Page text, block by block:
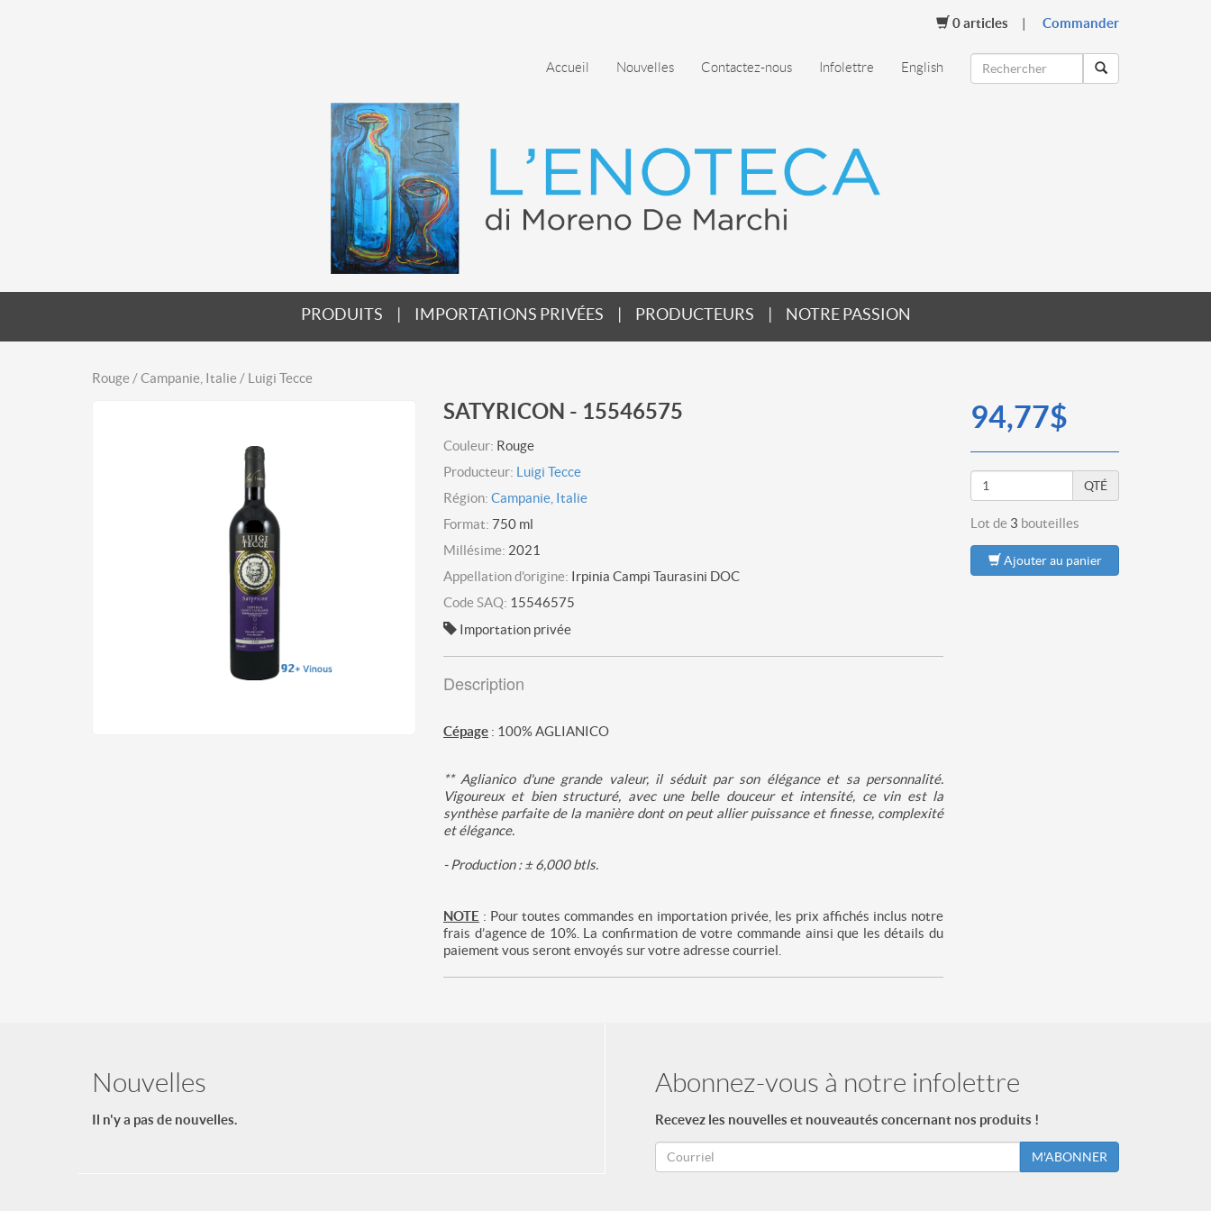
0articles Commander
Accueil Nouvelles Contactez-nous Infolettre English
PRODUITS IMPORTATIONS PRIVÉES PRODUCTEURS NOTRE PASSION
Rouge / Campanie, Italie / Luigi Tecce
SATYRICON - 15546575
Couleur: Rouge
Producteur: Luigi Tecce
Région: Campanie, Italie
Format: 750 ml
Millésime: 2021
Appellation d'origine: Irpinia Campi Taurasini DOC
Code SAQ: 15546575
Importation privée
Description
Cépage : 100% AGLIANICO
** Aglianico d'une grande valeur, il séduit par son élégance et sa personnalité.
Vigoureux et bien structuré, avec une belle douceur et intensité, ce vin est la
synthèse parfaite de la manière dont on peut allier puissance et finesse, complexité
et élégance.
- Production : ± 6,000 btls.
NOTE : Pour toutes commandes en importation privée, les prix affichés inclus notre
frais d’agence de 10%. La confirmation de votre commande ainsi que les détails du
paiement vous seront envoyés sur votre adresse courriel.
94,77$
QTÉ
Lot de 3 bouteilles
Ajouter au panier
Nouvelles
Il n'y a pas de nouvelles.
Abonnez-vous à notre infolettre
Recevez les nouvelles et nouveautés concernant nos produits !
M'ABONNER